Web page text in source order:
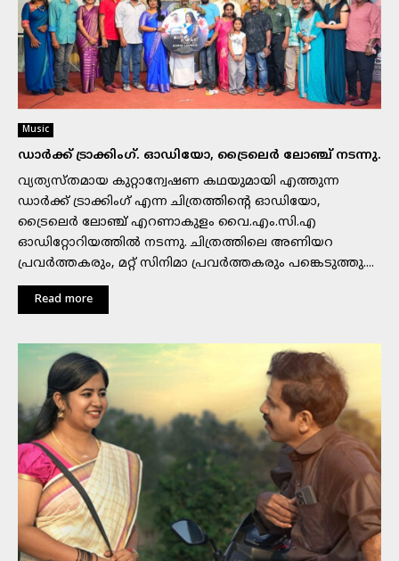
Music
ഡാർക്ക് ട്രാക്കിംഗ്. ഓഡിയോ, ട്രൈലെർ ലോഞ്ച് നടന്നു.
വ്യത്യസ്തമായ കുറ്റാന്വേഷണ കഥയുമായി എത്തുന്ന
ഡാർക്ക് ട്രാക്കിംഗ് എന്ന ചിത്രത്തിന്റെ ഓഡിയോ,
ട്രൈലെർ ലോഞ്ച് എറണാകുളം വൈ.എം.സി.എ
ഓഡിറ്റോറിയത്തിൽ നടന്നു. ചിത്രത്തിലെ അണിയറ
പ്രവർത്തകരും, മറ്റ് സിനിമാ പ്രവർത്തകരും പങ്കെടുത്തു....
Read more